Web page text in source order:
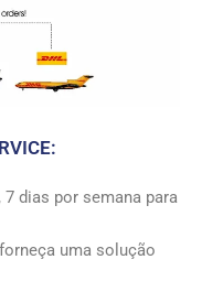
dias por semana para
uma solução